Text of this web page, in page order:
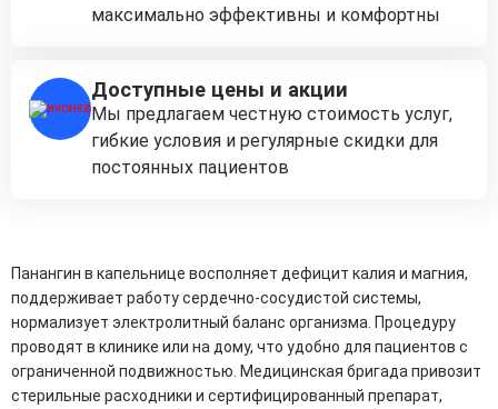
максимально эффективны и комфортны
Доступные цены и акции
Мы предлагаем честную стоимость услуг,
гибкие условия и регулярные скидки для
постоянных пациентов
Панангин в капельнице восполняет дефицит калия и магния,
поддерживает работу сердечно-сосудистой системы,
нормализует электролитный баланс организма. Процедуру
проводят в клинике или на дому, что удобно для пациентов с
ограниченной подвижностью. Медицинская бригада привозит
стерильные расходники и сертифицированный препарат,